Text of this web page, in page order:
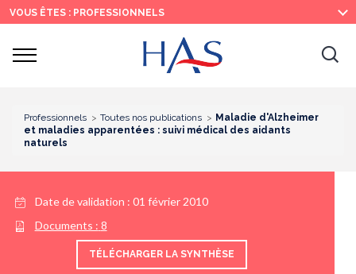
Recherche
Menu
principal
Contenu
principal
VOUS ÊTES : PROFESSIONNELS
Ouvrir
Professionnels Toutes nos publications
Maladie d'Alzheimer
et maladies apparentées : suivi médical des aidants
naturels
Date de validation : 01 février 2010
Documents : 8
TÉLÉCHARGER LA SYNTHÈSE